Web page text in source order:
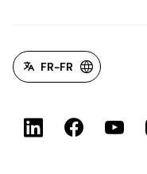
FR-FR